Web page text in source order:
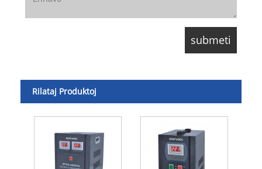
Rilataj Produktoj